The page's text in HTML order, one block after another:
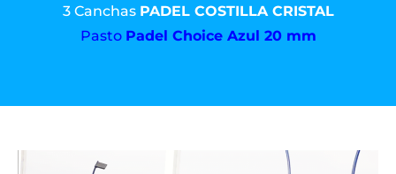
3 Canchas PADEL COSTILLA CRISTAL
Pasto Padel Choice Azul 20 mm